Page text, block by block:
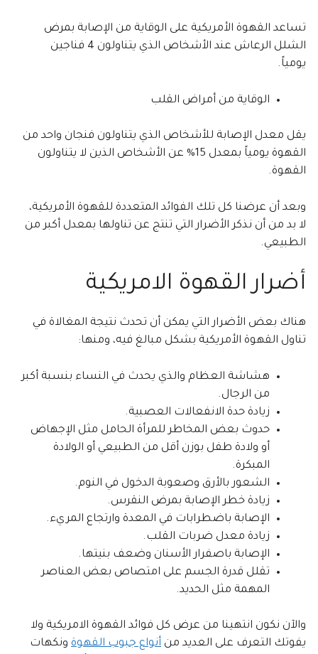
تساعد القهوة الأمريكية على الوقاية من الإصابة بمرض
الشلل الرعاش عند الأشخاص الذي يتناولون 4 فناجين
يومياً.
الوقاية من أمراض القلب
يقل معدل الإصابة للأشخاص الذي يتناولون فنجان واحد من
القهوة يومياً بمعدل 15% عن الأشخاص الذين لا يتناولون
القهوة.
وبعد أن عرضنا كل تلك الفوائد المتعددة للقهوة الأمريكية،
لا بد من أن نذكر الأضرار التي تنتج عن تناولها بمعدل أكبر من
الطبيعي.
أضرار القهوة الامريكية
هناك بعض الأضرار التي يمكن أن تحدث نتيجة المغالاة في
تناول القهوة الأمريكية بشكل مبالغ فيه، ومنها:
هشاشة العظام والذي يحدث في النساء بنسبة أكبر
من الرجال.
زيادة حدة الانفعالات العصبية.
حدوث بعض المخاطر للمرأة الحامل مثل الإجهاض
أو ولادة طفل بوزن أقل من الطبيعي أو الولادة
المبكرة.
الشعور بالأرق وصعوبة الدخول في النوم.
زيادة خطر الإصابة بمرض النقرس.
الإصابة باضطرابات في المعدة وارتجاع المريء.
زيادة معدل ضربات القلب.
الإصابة باصفرار الأسنان وضعف بنيتها.
تقلل قدرة الجسم على امتصاص بعض العناصر
المهمة مثل الحديد.
والآن نكون انتهينا من عرض كل فوائد القهوة الامريكية ولا
يفوتك التعرف على العديد من أنواع جبوب القهوة ونكهات